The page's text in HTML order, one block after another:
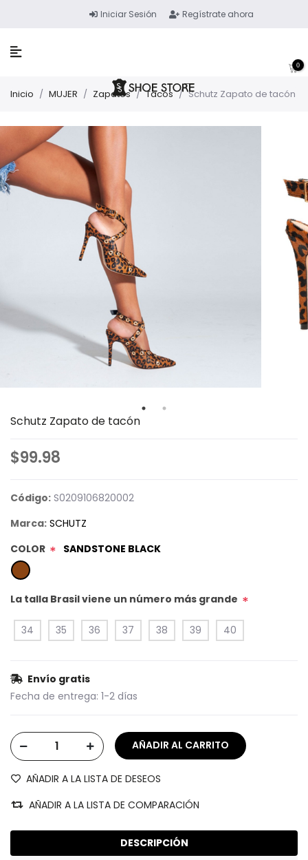
Iniciar Sesión Regístrate ahora
0
Inicio / MUJER / Zapatos / Tacos / Schutz Zapato de tacón
Schutz Zapato de tacón
$99.98
Código: S0209106820002
Marca: SCHUTZ
COLOR * SANDSTONE BLACK
La talla Brasil viene un número más grande *
34 35 36 37 38 39 40
Envío gratis
Fecha de entrega: 1-2 días
AÑADIR A LA LISTA DE DESEOS
AÑADIR A LA LISTA DE COMPARACIÓN
DESCRIPCIÓN